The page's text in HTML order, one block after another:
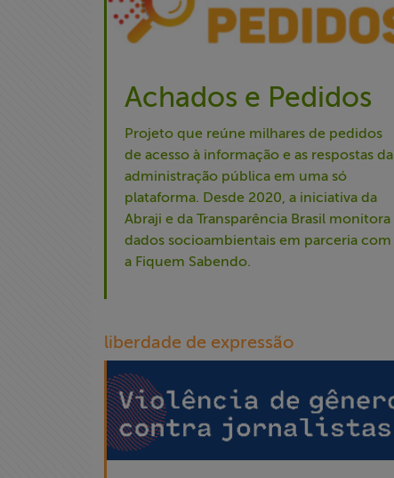
Fale Conosco
Achados e Pedidos
Projeto que reúne milhares de pedidos
de acesso à informação e as respostas da
administração pública em uma só
plataforma. Desde 2020, a iniciativa da
Abraji e da Transparência Brasil monitora
dados socioambientais em parceria com
a Fiquem Sabendo.
liberdade de expressão